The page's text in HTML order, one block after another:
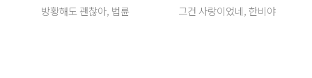
방황해도 괜찮아, 법륜 그건 사랑이었네, 한비야